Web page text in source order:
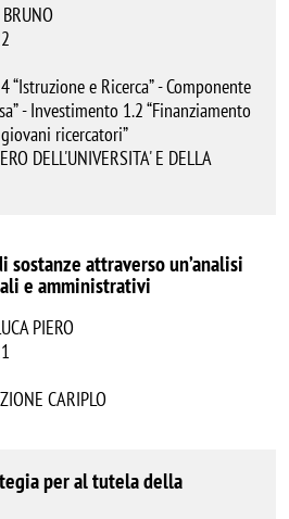
“Istruzione e Ricerca” - Componente
- Investimento 1.2 “Finanziamento
ricercatori”
DELL'UNIVERSITA' E DELLA
sostanze attraverso un’analisi
e amministrativi
PIERO
CARIPLO
per al tutela della